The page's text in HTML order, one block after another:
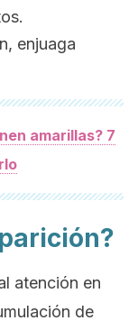
enjuaga
amarillas? 7
atención en
de